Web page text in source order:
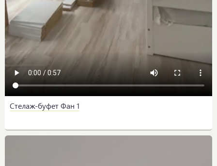
Стелаж-буфет Фан 1